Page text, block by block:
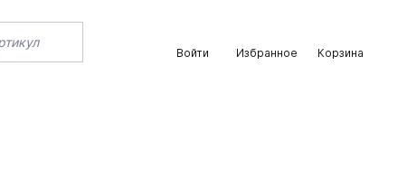
Войти Избранное Корзина